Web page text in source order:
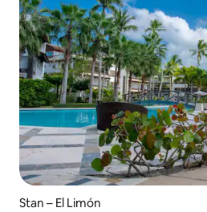
Stan – El Limón